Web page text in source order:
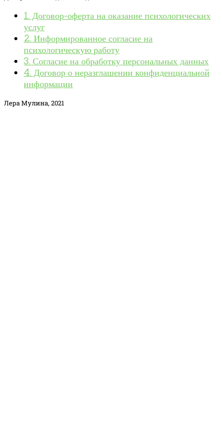
1. Договор-оферта на оказание психологических
услуг
2. Информированное согласие на
психологическую работу
3. Согласие на обработку персональных данных
4. Договор о неразглашении конфиденциальной
информации
Лера Мулина, 2021